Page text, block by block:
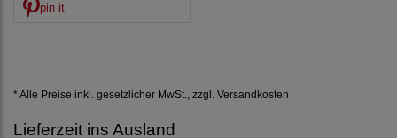
pin it
* Alle Preise inkl. gesetzlicher MwSt., zzgl. Versandkosten
Lieferzeit ins Ausland